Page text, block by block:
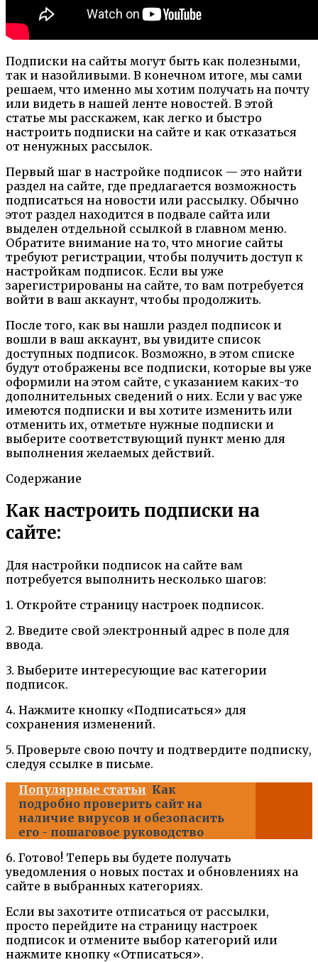
Подписки на сайты могут быть как полезными,
так и назойливыми. В конечном итоге, мы сами
решаем, что именно мы хотим получать на почту
или видеть в нашей ленте новостей. В этой
статье мы расскажем, как легко и быстро
настроить подписки на сайте и как отказаться
от ненужных рассылок.
Первый шаг в настройке подписок — это найти
раздел на сайте, где предлагается возможность
подписаться на новости или рассылку. Обычно
этот раздел находится в подвале сайта или
выделен отдельной ссылкой в главном меню.
Обратите внимание на то, что многие сайты
требуют регистрации, чтобы получить доступ к
настройкам подписок. Если вы уже
зарегистрированы на сайте, то вам потребуется
войти в ваш аккаунт, чтобы продолжить.
После того, как вы нашли раздел подписок и
вошли в ваш аккаунт, вы увидите список
доступных подписок. Возможно, в этом списке
будут отображены все подписки, которые вы уже
оформили на этом сайте, с указанием каких-то
дополнительных сведений о них. Если у вас уже
имеются подписки и вы хотите изменить или
отменить их, отметьте нужные подписки и
выберите соответствующий пункт меню для
выполнения желаемых действий.
Содержание
Как настроить подписки на
сайте:
Для настройки подписок на сайте вам
потребуется выполнить несколько шагов:
1. Откройте страницу настроек подписок.
2. Введите свой электронный адрес в поле для
ввода.
3. Выберите интересующие вас категории
подписок.
4. Нажмите кнопку «Подписаться» для
сохранения изменений.
5. Проверьте свою почту и подтвердите подписку,
следуя ссылке в письме.
Популярные статьи Как
подробно проверить сайт на
наличие вирусов и обезопасить
его - пошаговое руководство
6. Готово! Теперь вы будете получать
уведомления о новых постах и обновлениях на
сайте в выбранных категориях.
Если вы захотите отписаться от рассылки,
просто перейдите на страницу настроек
подписок и отмените выбор категорий или
нажмите кнопку «Отписаться».